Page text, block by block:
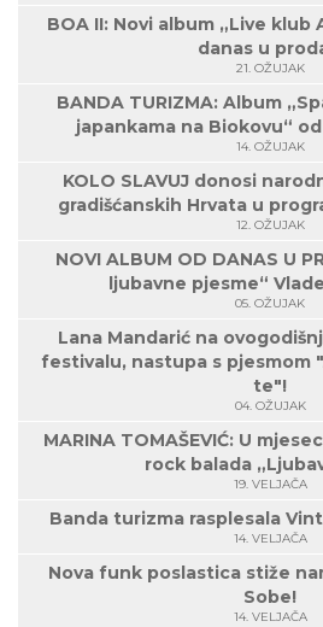
BOA II: Novi album „Live klub
danas u
21. OŽUJAK
BANDA TURIZMA: Album
japankama na Biokovu“
14. OŽUJAK
KOLO SLAVUJ donosi
gradišćanskih Hrvata u
12. OŽUJAK
NOVI ALBUM OD DANAS U
ljubavne pjesme“
05. OŽUJAK
Lana Mandarić na
festivalu, nastupa s pjesmom
te"!
04. OŽUJAK
MARINA TOMAŠEVIĆ: U
rock balada
19. VELJAČA
Banda turizma rasplesala
14. VELJAČA
Nova funk poslastica stiže
Sobe!
14. VELJAČA